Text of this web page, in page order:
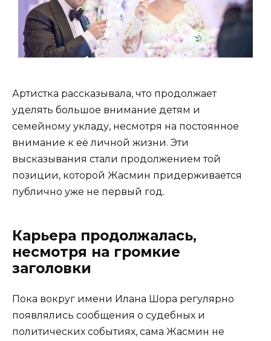
Артистка рассказывала, что продолжает
уделять большое внимание детям и
семейному укладу, несмотря на постоянное
внимание к её личной жизни. Эти
высказывания стали продолжением той
позиции, которой Жасмин придерживается
публично уже не первый год.
Карьера продолжалась,
несмотря на громкие
заголовки
Пока вокруг имени Илана Шора регулярно
появлялись сообщения о судебных и
политических событиях, сама Жасмин не